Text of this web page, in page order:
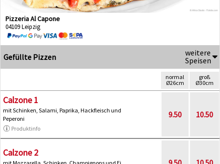
Pizzeria Al Capone
04109 Leipzig
Gefüllte Pizzen
weitere
Speisen
normal
Ø26cm
groß
Ø30cm
Calzone 1
mit Schinken, Salami, Paprika, Hackfleisch und
Peperoni
Produktinfo
9.50 10.50
Calzone 2